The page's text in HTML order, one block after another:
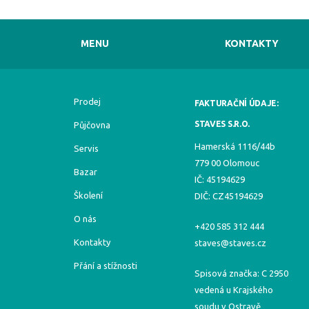
MENU KONTAKTY
Prodej
Půjčovna
Servis
Bazar
Školení
O nás
Kontakty
Přání a stížnosti
FAKTURAČNÍ ÚDAJE:
STAVES S.R.O.
Hamerská 1116/44b
779 00 Olomouc
IČ: 45194629
DIČ: CZ45194629
+420 585 312 444
staves@staves.cz
Spisová značka: C 2950
vedená u Krajského
soudu v Ostravě